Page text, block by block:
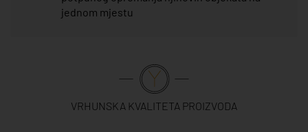
jednom mjestu
VRHUNSKA KVALITETA PROIZVODA